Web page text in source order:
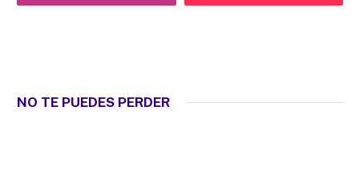
NO TE PUEDES PERDER